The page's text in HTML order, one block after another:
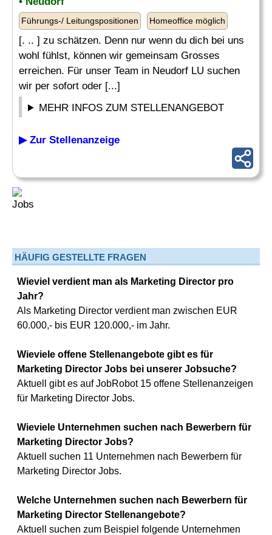
Führungs-/ Leitungspositionen Homeoffice möglich
[. .. ] zu schätzen. Denn nur wenn du dich bei uns
wohl fühlst, können wir gemeinsam Grosses
erreichen. Für unser Team in Neudorf LU suchen
wir per sofort oder [...]
MEHR INFOS ZUM STELLENANGEBOT
▶ Zur Stellenanzeige
HÄUFIG GESTELLTE FRAGEN
Wieviel verdient man als Marketing Director pro
Jahr?
Als Marketing Director verdient man zwischen EUR
60.000,- bis EUR 120.000,- im Jahr.
Wieviele offene Stellenangebote gibt es für
Marketing Director Jobs bei unserer Jobsuche?
Aktuell gibt es auf JobRobot 15 offene Stellenanzeigen
für Marketing Director Jobs.
Wieviele Unternehmen suchen nach Bewerbern für
Marketing Director Jobs?
Aktuell suchen 11 Unternehmen nach Bewerbern für
Marketing Director Jobs.
Welche Unternehmen suchen nach Bewerbern für
Marketing Director Stellenangebote?
Aktuell suchen zum Beispiel folgende Unternehmen